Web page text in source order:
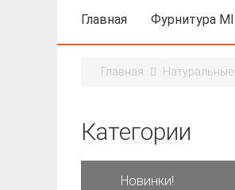
Главная Фурнитура
Главная
Категории
Новинки!